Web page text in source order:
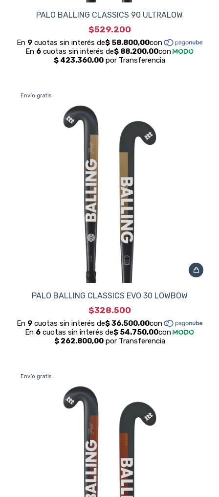
PALO BALLING CLASSICS 90 ULTRALOW
$529.200
Envío gratis
PALO BALLING CLASSICS EVO 30 LOWBOW
$328.500
Envío gratis